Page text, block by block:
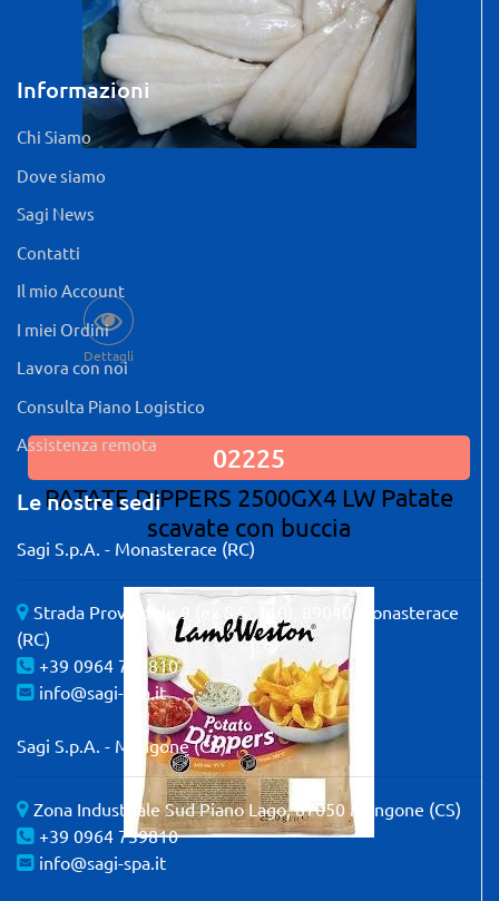
Dettagli
02225
PATATE DIPPERS 2500GX4 LW Patate
scavate con buccia
Informazioni
Chi Siamo
Dove siamo
Sagi News
Contatti
Il mio Account
I miei Ordini
Lavora con noi
Consulta Piano Logistico
Assistenza remota
Le nostre sedi
Sagi S.p.A. - Monasterace (RC)
Strada Provinciale 9 (ex S.S. 110), 89040 Monasterace
(RC)
+39 0964 739810
info@sagi-spa.it
Sagi S.p.A. - Mangone (CS)
Zona Industriale Sud Piano Lago, 87050 Mangone (CS)
+39 0964 739810
info@sagi-spa.it